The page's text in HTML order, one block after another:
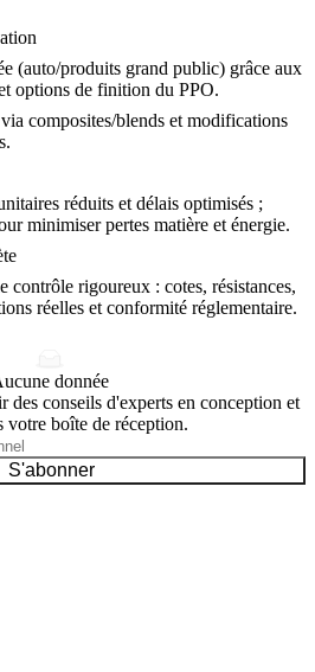
(auto/produits grand public) grâce aux
options de finition du PPO.
composites/blends et modifications
réduits et délais optimisés ;
minimiser pertes matière et énergie.
contrôle rigoureux : cotes, résistances,
réelles et conformité réglementaire.
donnée
des conseils d'experts en conception et
votre boîte de réception.
S'abonner